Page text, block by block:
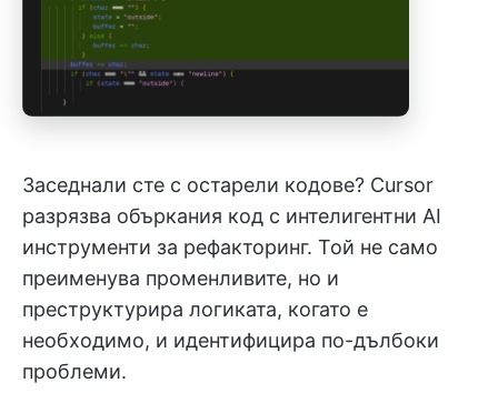
Заседнали сте с остарели кодове? Cursor
разрязва объркания код с интелигентни AI
инструменти за рефакторинг. Той не само
преименува променливите, но и
преструктурира логиката, когато е
необходимо, и идентифицира по-дълбоки
проблеми.